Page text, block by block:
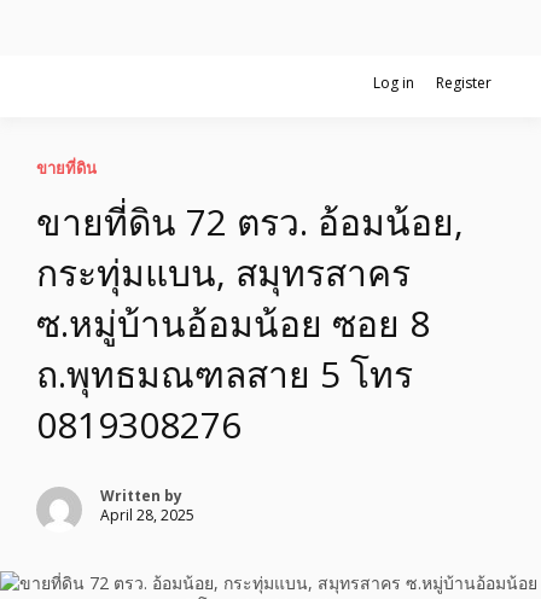
บ้าน รับจ้างโพสต์อสังหา แตกต่างอย่าง
ตั้งใจ รับรองผล อันดับ1 การโพสต์ขายอสัง
หา กับทีมงานบริษัท บ้าน ที่ดิน คอนโด
ติดGoogleหน้าแรกได้จริงๆ ใน 7 วัน
รับจ้างโพสอสังหา ขายบ้าน อสังหาโพสต์ เชื่อถือได้จริง รับโพสต์ ที่ดิน
กว่า20ปี ทีมงานมืออาชีพ ช่วยคุณขายบ้านมานาน ตัวจริง
Log in Register
ขายที่ดิน
ขายที่ดิน 72 ตรว. อ้อมน้อย,
กระทุ่มแบน, สมุทรสาคร
ซ.หมู่บ้านอ้อมน้อย ซอย 8
ถ.พุทธมณฑลสาย 5 โทร
0819308276
Written by
April 28, 2025